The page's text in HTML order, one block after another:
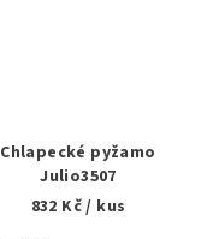
Chlapecké pyžamo
Julio3507
832 Kč/ kus